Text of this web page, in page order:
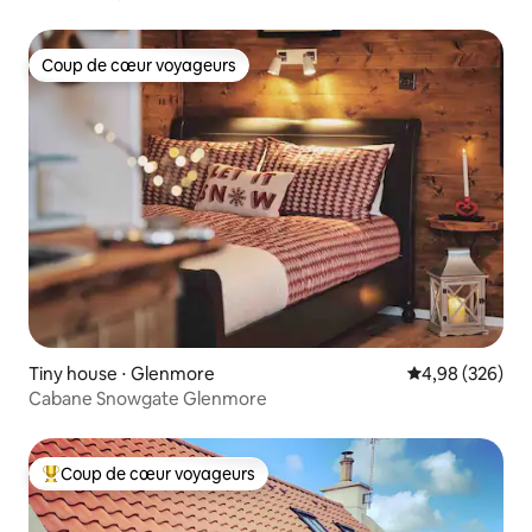
Coup de cœur voyageurs
Coup de cœur voyageurs
Tiny house ⋅ Glenmore Évaluation
4,98 (326)
Cabane Snowgate Glenmore
Coups de cœur voyageurs les plus appréciés
Coup de cœur voyageurs